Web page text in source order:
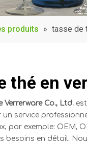
produits » tasse de
thé en
Verrerware Co., Ltd.
service
par exemple: OEM,
besoins en détail.